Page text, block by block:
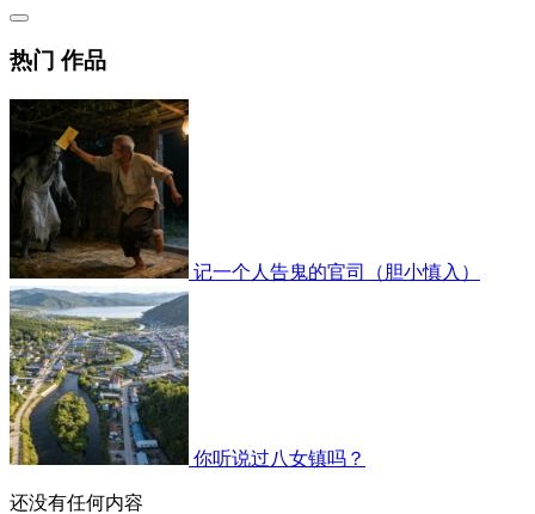
热门 作品
记一个人告鬼的官司（胆小慎入）
你听说过八女镇吗？
还没有任何内容